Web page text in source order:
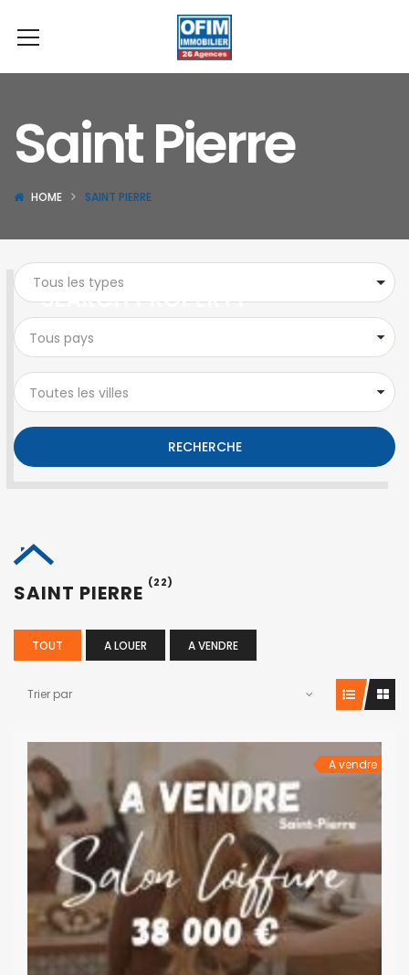
Saint Pierre
HOME SAINT PIERRE
SEARCH PROPERTY
Tous pays
Toutes les villes
RECHERCHE
SAINT PIERRE (22)
TOUT A LOUER A VENDRE
Trier par
A vendre